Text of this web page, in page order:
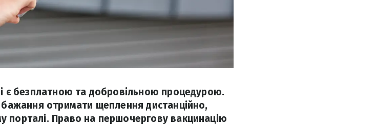
є безплатною та добровільною процедурою.
отримати щеплення дистанційно,
порталі. Право на першочергову вакцинацію